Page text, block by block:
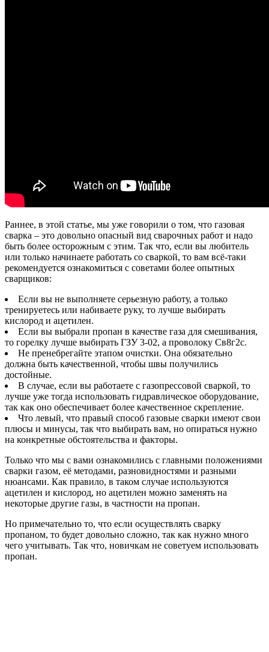
Раннее, в этой статье, мы уже говорили о том, что газовая
сварка – это довольно опасный вид сварочных работ и надо
быть более осторожным с этим. Так что, если вы любитель
или только начинаете работать со сваркой, то вам всё-таки
рекомендуется ознакомиться с советами более опытных
сварщиков:
Если вы не выполняете серьезную работу, а только
тренируетесь или набиваете руку, то лучше выбирать
кислород и ацетилен.
Если вы выбрали пропан в качестве газа для смешивания,
то горелку лучше выбирать ГЗУ 3-02, а проволоку Св8г2с.
Не пренебрегайте этапом очистки. Она обязательно
должна быть качественной, чтобы швы получились
достойные.
В случае, если вы работаете с газопрессовой сваркой, то
лучше уже тогда использовать гидравлическое оборудование,
так как оно обеспечивает более качественное скрепление.
Что левый, что правый способ газовые сварки имеют свои
плюсы и минусы, так что выбирать вам, но опираться нужно
на конкретные обстоятельства и факторы.
Только что мы с вами ознакомились с главными положениями
сварки газом, её методами, разновидностями и разными
нюансами. Как правило, в таком случае используются
ацетилен и кислород, но ацетилен можно заменять на
некоторые другие газы, в частности на пропан.
Но примечательно то, что если осуществлять сварку
пропаном, то будет довольно сложно, так как нужно много
чего учитывать. Так что, новичкам не советуем использовать
пропан.